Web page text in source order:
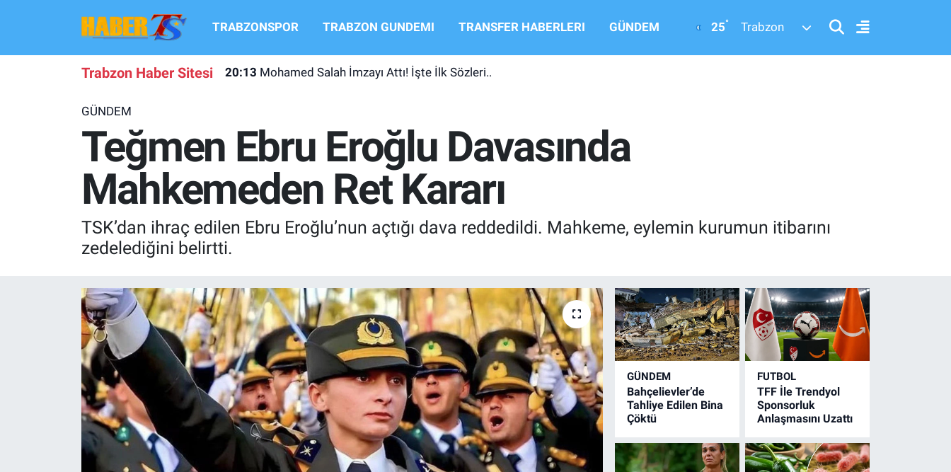
TRABZONSPOR TRABZON GUNDEMI TRANSFER HABERLERI GÜNDEM 25° Trabzon
Trabzon Haber Sitesi 20:13 Mohamed Salah İmzayı Attı! İşte İlk Sözleri..
GÜNDEM
Teğmen Ebru Eroğlu Davasında
Mahkemeden Ret Kararı
TSK’dan ihraç edilen Ebru Eroğlu’nun açtığı dava reddedildi. Mahkeme, eylemin kurumun itibarını
zedelediğini belirtti.
GÜNDEM
Bahçelievler’de
Tahliye Edilen Bina
Çöktü
FUTBOL
TFF İle Trendyol
Sponsorluk
Anlaşmasını Uzattı
TRABZONSPOR
TRANSFER HABERLERI
KULİS MEYDANI
1461 TRABZON
ALT LIGLER
TV VE SİNEMA
BASKETBOL
SAĞLIK
Hava Durumu
Süper Lig Puan Durumu ve Fikstür
Tüm Manşetler
Son Dakika Haberleri
Haber Arşivi